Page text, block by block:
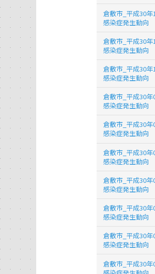
倉敷市_平成30年
感染症発生動向
倉敷市_平成30年
感染症発生動向
倉敷市_平成30年
感染症発生動向
倉敷市_平成30年
感染症発生動向
倉敷市_平成30年
感染症発生動向
倉敷市_平成30年
感染症発生動向
倉敷市_平成30年
感染症発生動向
倉敷市_平成30年
感染症発生動向
倉敷市_平成30年
感染症発生動向
倉敷市_平成30年